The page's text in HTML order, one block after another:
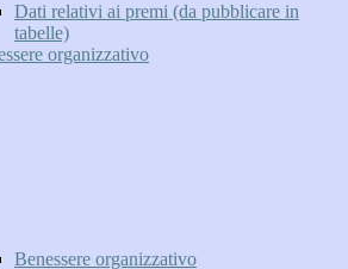
Dati relativi ai premi (da pubblicare in
tabelle)
organizzativo
Benessere organizzativo